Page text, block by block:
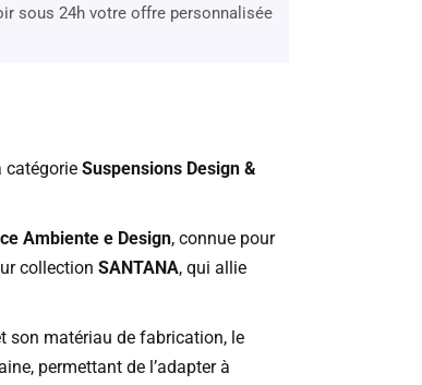
sous 24h votre offre personnalisée
catégorie Suspensions Design &
Ambiente e Design, connue pour
collection SANTANA, qui allie
son matériau de fabrication, le
permettant de l’adapter à